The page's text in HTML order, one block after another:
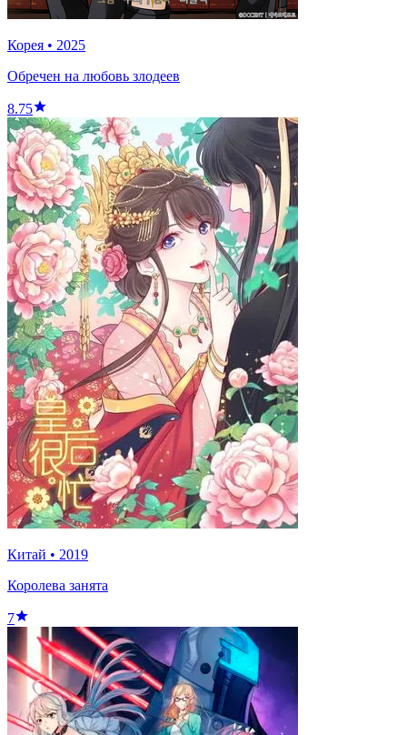
Корея • 2025
Обречен на любовь злодеев
8.75
Китай • 2019
Королева занята
7